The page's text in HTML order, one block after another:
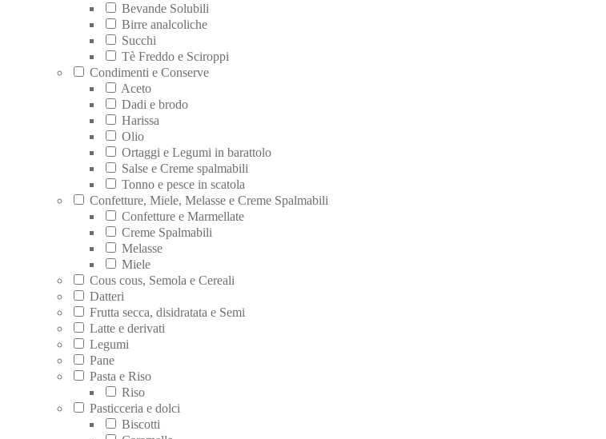
Bevande Solubili
Birre analcoliche
Succhi
Tè Freddo e Sciroppi
Condimenti e Conserve
Aceto
Dadi e brodo
Harissa
Olio
Ortaggi e Legumi in barattolo
Salse e Creme spalmabili
Tonno e pesce in scatola
Confetture, Miele, Melasse e Creme Spalmabili
Confetture e Marmellate
Creme Spalmabili
Melasse
Miele
Cous cous, Semola e Cereali
Datteri
Frutta secca, disidratata e Semi
Latte e derivati
Legumi
Pane
Pasta e Riso
Riso
Pasticceria e dolci
Biscotti